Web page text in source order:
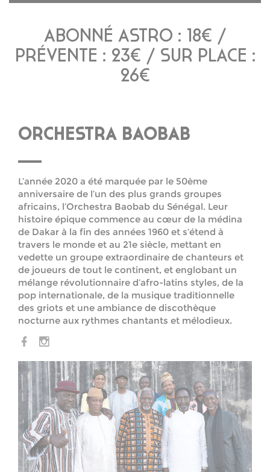
ABONNÉ ASTRO : 18€ /
PRÉVENTE : 23€ / SUR PLACE :
26€
ORCHESTRA BAOBAB
L’année 2020 a été marquée par le 50ème
anniversaire de l’un des plus grands groupes
africains, l’Orchestra Baobab du Sénégal. Leur
histoire épique commence au cœur de la médina
de Dakar à la fin des années 1960 et s’étend à
travers le monde et au 21e siècle, mettant en
vedette un groupe extraordinaire de chanteurs et
de joueurs de tout le continent, et englobant un
mélange révolutionnaire d’afro-latins styles, de la
pop internationale, de la musique traditionnelle
des griots et une ambiance de discothèque
nocturne aux rythmes chantants et mélodieux.